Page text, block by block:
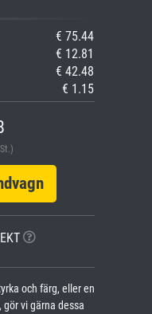
€ 75.44
€ 12.81
€ 42.48
€ 1.15
och färg, eller en
vi gärna dessa